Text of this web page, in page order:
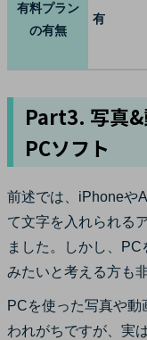
有料プラン
の有無
有
Part3. 写真&
PCソフト
前述では、iPhoneや
て文字を入れられる
ました。しかし、
みたいと考える方も
PCを使った写真や
われがちですが、実